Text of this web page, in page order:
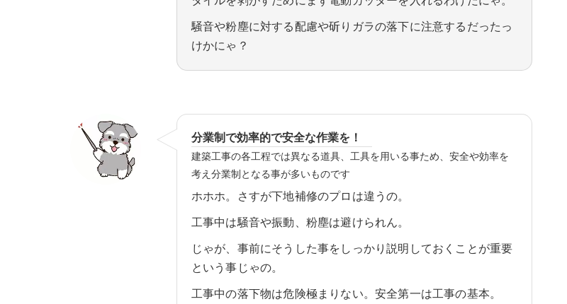
騒音や粉塵に対する配慮や斫りガラの落下に注意するだったっ
けかにゃ？
分業制で効率的で安全な作業を！
建築工事の各工程では異なる道具、工具を用いる事ため、安全や効率を
考え分業制となる事が多いものです
ホホホ。さすが下地補修のプロは違うの。
工事中は騒音や振動、粉塵は避けられん。
じゃが、事前にそうした事をしっかり説明しておくことが重要
という事じゃの。
工事中の落下物は危険極まりない。安全第一は工事の基本。